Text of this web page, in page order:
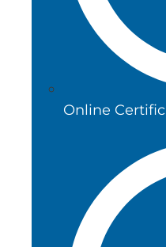
Online